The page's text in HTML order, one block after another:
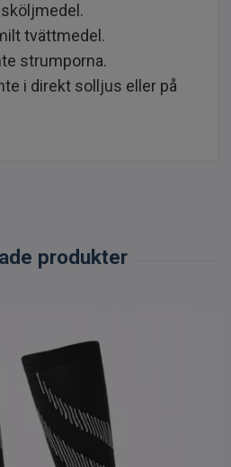
tvättmedel.
strumporna.
i direkt solljus eller på